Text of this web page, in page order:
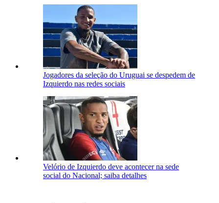
Jogadores da seleção do Uruguai se despedem de
Izquierdo nas redes sociais
Velório de Izquierdo deve acontecer na sede
social do Nacional; saiba detalhes